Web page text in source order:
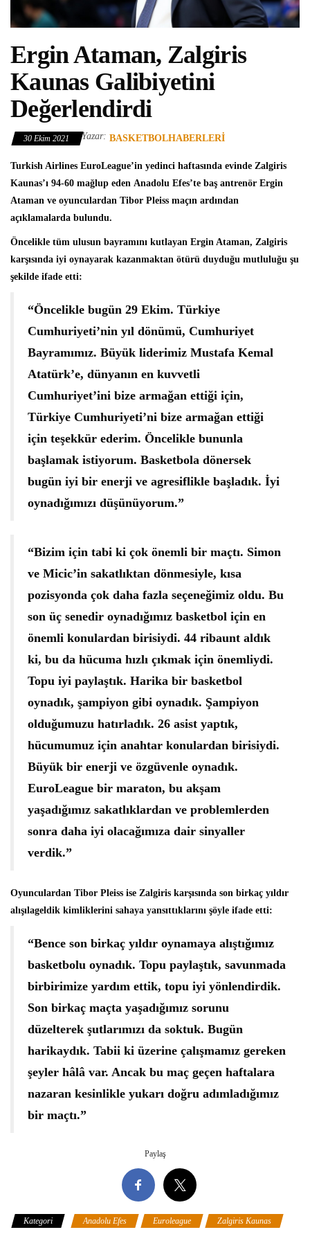
Ergin Ataman, Zalgiris
Kaunas Galibiyetini
Değerlendirdi
30 Ekim 2021 Yazar: BASKETBOLHABERLERI
Turkish Airlines EuroLeague’in yedinci haftasında evinde Zalgiris
Kaunas’ı 94-60 mağlup eden Anadolu Efes’te baş antrenör Ergin
Ataman ve oyunculardan Tibor Pleiss maçın ardından
açıklamalarda bulundu.
Öncelikle tüm ulusun bayramını kutlayan Ergin Ataman, Zalgiris
karşısında iyi oynayarak kazanmaktan ötürü duyduğu mutluluğu şu
şekilde ifade etti:
“Öncelikle bugün 29 Ekim. Türkiye
Cumhuriyeti’nin yıl dönümü, Cumhuriyet
Bayramımız. Büyük liderimiz Mustafa Kemal
Atatürk’e, dünyanın en kuvvetli
Cumhuriyet’ini bize armağan ettiği için,
Türkiye Cumhuriyeti’ni bize armağan ettiği
için teşekkür ederim. Öncelikle bununla
başlamak istiyorum. Basketbola dönersek
bugün iyi bir enerji ve agresiflikle başladık. İyi
oynadığımızı düşünüyorum.”
“Bizim için tabi ki çok önemli bir maçtı. Simon
ve Micic’in sakatlıktan dönmesiyle, kısa
pozisyonda çok daha fazla seçeneğimiz oldu. Bu
son üç senedir oynadığımız basketbol için en
önemli konulardan birisiydi. 44 ribaunt aldık
ki, bu da hücuma hızlı çıkmak için önemliydi.
Topu iyi paylaştık. Harika bir basketbol
oynadık, şampiyon gibi oynadık. Şampiyon
olduğumuzu hatırladık. 26 asist yaptık,
hücumumuz için anahtar konulardan birisiydi.
Büyük bir enerji ve özgüvenle oynadık.
EuroLeague bir maraton, bu akşam
yaşadığımız sakatlıklardan ve problemlerden
sonra daha iyi olacağımıza dair sinyaller
verdik.”
Oyunculardan Tibor Pleiss ise Zalgiris karşısında son birkaç yıldır
alışılageldik kimliklerini sahaya yansıttıklarını şöyle ifade etti:
“Bence son birkaç yıldır oynamaya alıştığımız
basketbolu oynadık. Topu paylaştık, savunmada
birbirimize yardım ettik, topu iyi yönlendirdik.
Son birkaç maçta yaşadığımız sorunu
düzelterek şutlarımızı da soktuk. Bugün
harikaydık. Tabii ki üzerine çalışmamız gereken
şeyler hâlâ var. Ancak bu maç geçen haftalara
nazaran kesinlikle yukarı doğru adımladığımız
bir maçtı.”
Paylaş
Kategori Anadolu Efes Euroleague Zalgiris Kaunas